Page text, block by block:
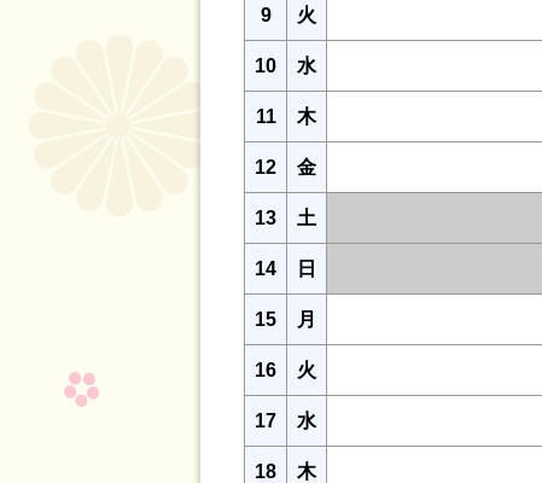
9 火
10 水
11 木
12 金
13 土
14 日
15 月
16 火
17 水
18 木